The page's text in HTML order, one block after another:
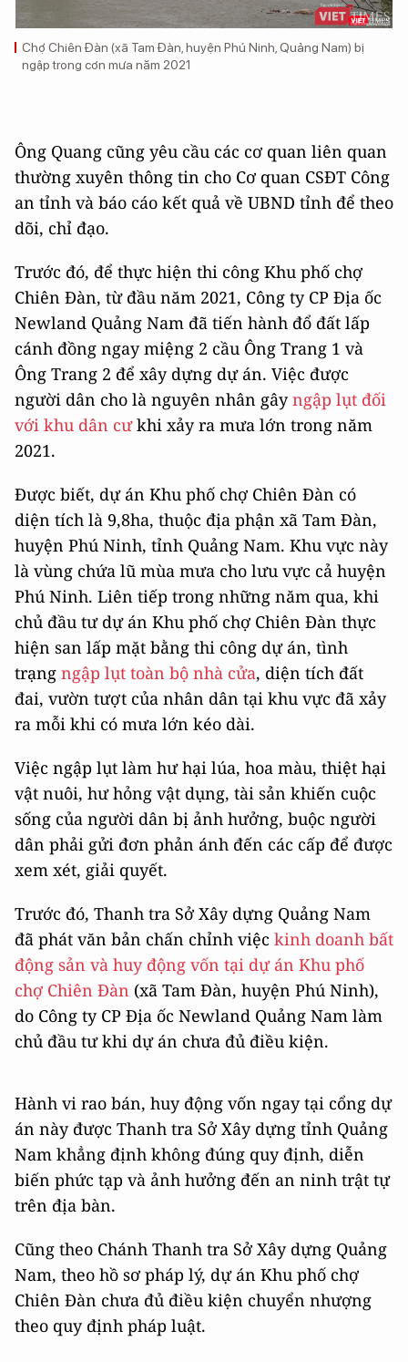
Chợ Chiên Đàn (xã Tam Đàn, huyện Phú Ninh, Quảng Nam) bị
ngập trong cơn mưa năm 2021
Ông Quang cũng yêu cầu các cơ quan liên quan
thường xuyên thông tin cho Cơ quan CSĐT Công
an tỉnh và báo cáo kết quả về UBND tỉnh để theo
dõi, chỉ đạo.
Trước đó, để thực hiện thi công Khu phố chợ
Chiên Đàn, từ đầu năm 2021, Công ty CP Địa ốc
Newland Quảng Nam đã tiến hành đổ đất lấp
cánh đồng ngay miệng 2 cầu Ông Trang 1 và
Ông Trang 2 để xây dựng dự án. Việc được
người dân cho là nguyên nhân gâyngập lụt đối
với khu dân cưkhi xảy ra mưa lớn trong năm
2021.
Được biết, dự án Khu phố chợ Chiên Đàn có
diện tích là 9,8ha, thuộc địa phận xã Tam Đàn,
huyện Phú Ninh, tỉnh Quảng Nam. Khu vực này
là vùng chứa lũ mùa mưa cho lưu vực cả huyện
Phú Ninh. Liên tiếp trong những năm qua, khi
chủ đầu tư dự án Khu phố chợ Chiên Đàn thực
hiện san lấp mặt bằng thi công dự án, tình
trạng ngập lụt toàn bộ nhà cửa, diện tích đất
đai, vườn tượt của nhân dân tại khu vực đã xảy
ra mỗi khi có mưa lớn kéo dài.
Việc ngập lụt làm hư hại lúa, hoa màu, thiệt hại
vật nuôi, hư hỏng vật dụng, tài sản khiến cuộc
sống của người dân bị ảnh hưởng, buộc người
dân phải gửi đơn phản ánh đến các cấp để được
xem xét, giải quyết.
Trước đó, Thanh tra Sở Xây dựng Quảng Nam
đã phát văn bản chấn chỉnh việc kinh doanh bất
động sản và huy động vốn tại dự án Khu phố
chợ Chiên Đàn (xã Tam Đàn, huyện Phú Ninh),
do Công ty CP Địa ốc Newland Quảng Nam làm
chủ đầu tư khi dự án chưa đủ điều kiện.
Hành vi rao bán, huy động vốn ngay tại cổng dự
án này được Thanh tra Sở Xây dựng tỉnh Quảng
Nam khẳng định không đúng quy định, diễn
biến phức tạp và ảnh hưởng đến an ninh trật tự
trên địa bàn.
Cũng theo Chánh Thanh tra Sở Xây dựng Quảng
Nam, theo hồ sơ pháp lý, dự án Khu phố chợ
Chiên Đàn chưa đủ điều kiện chuyển nhượng
theo quy định pháp luật.